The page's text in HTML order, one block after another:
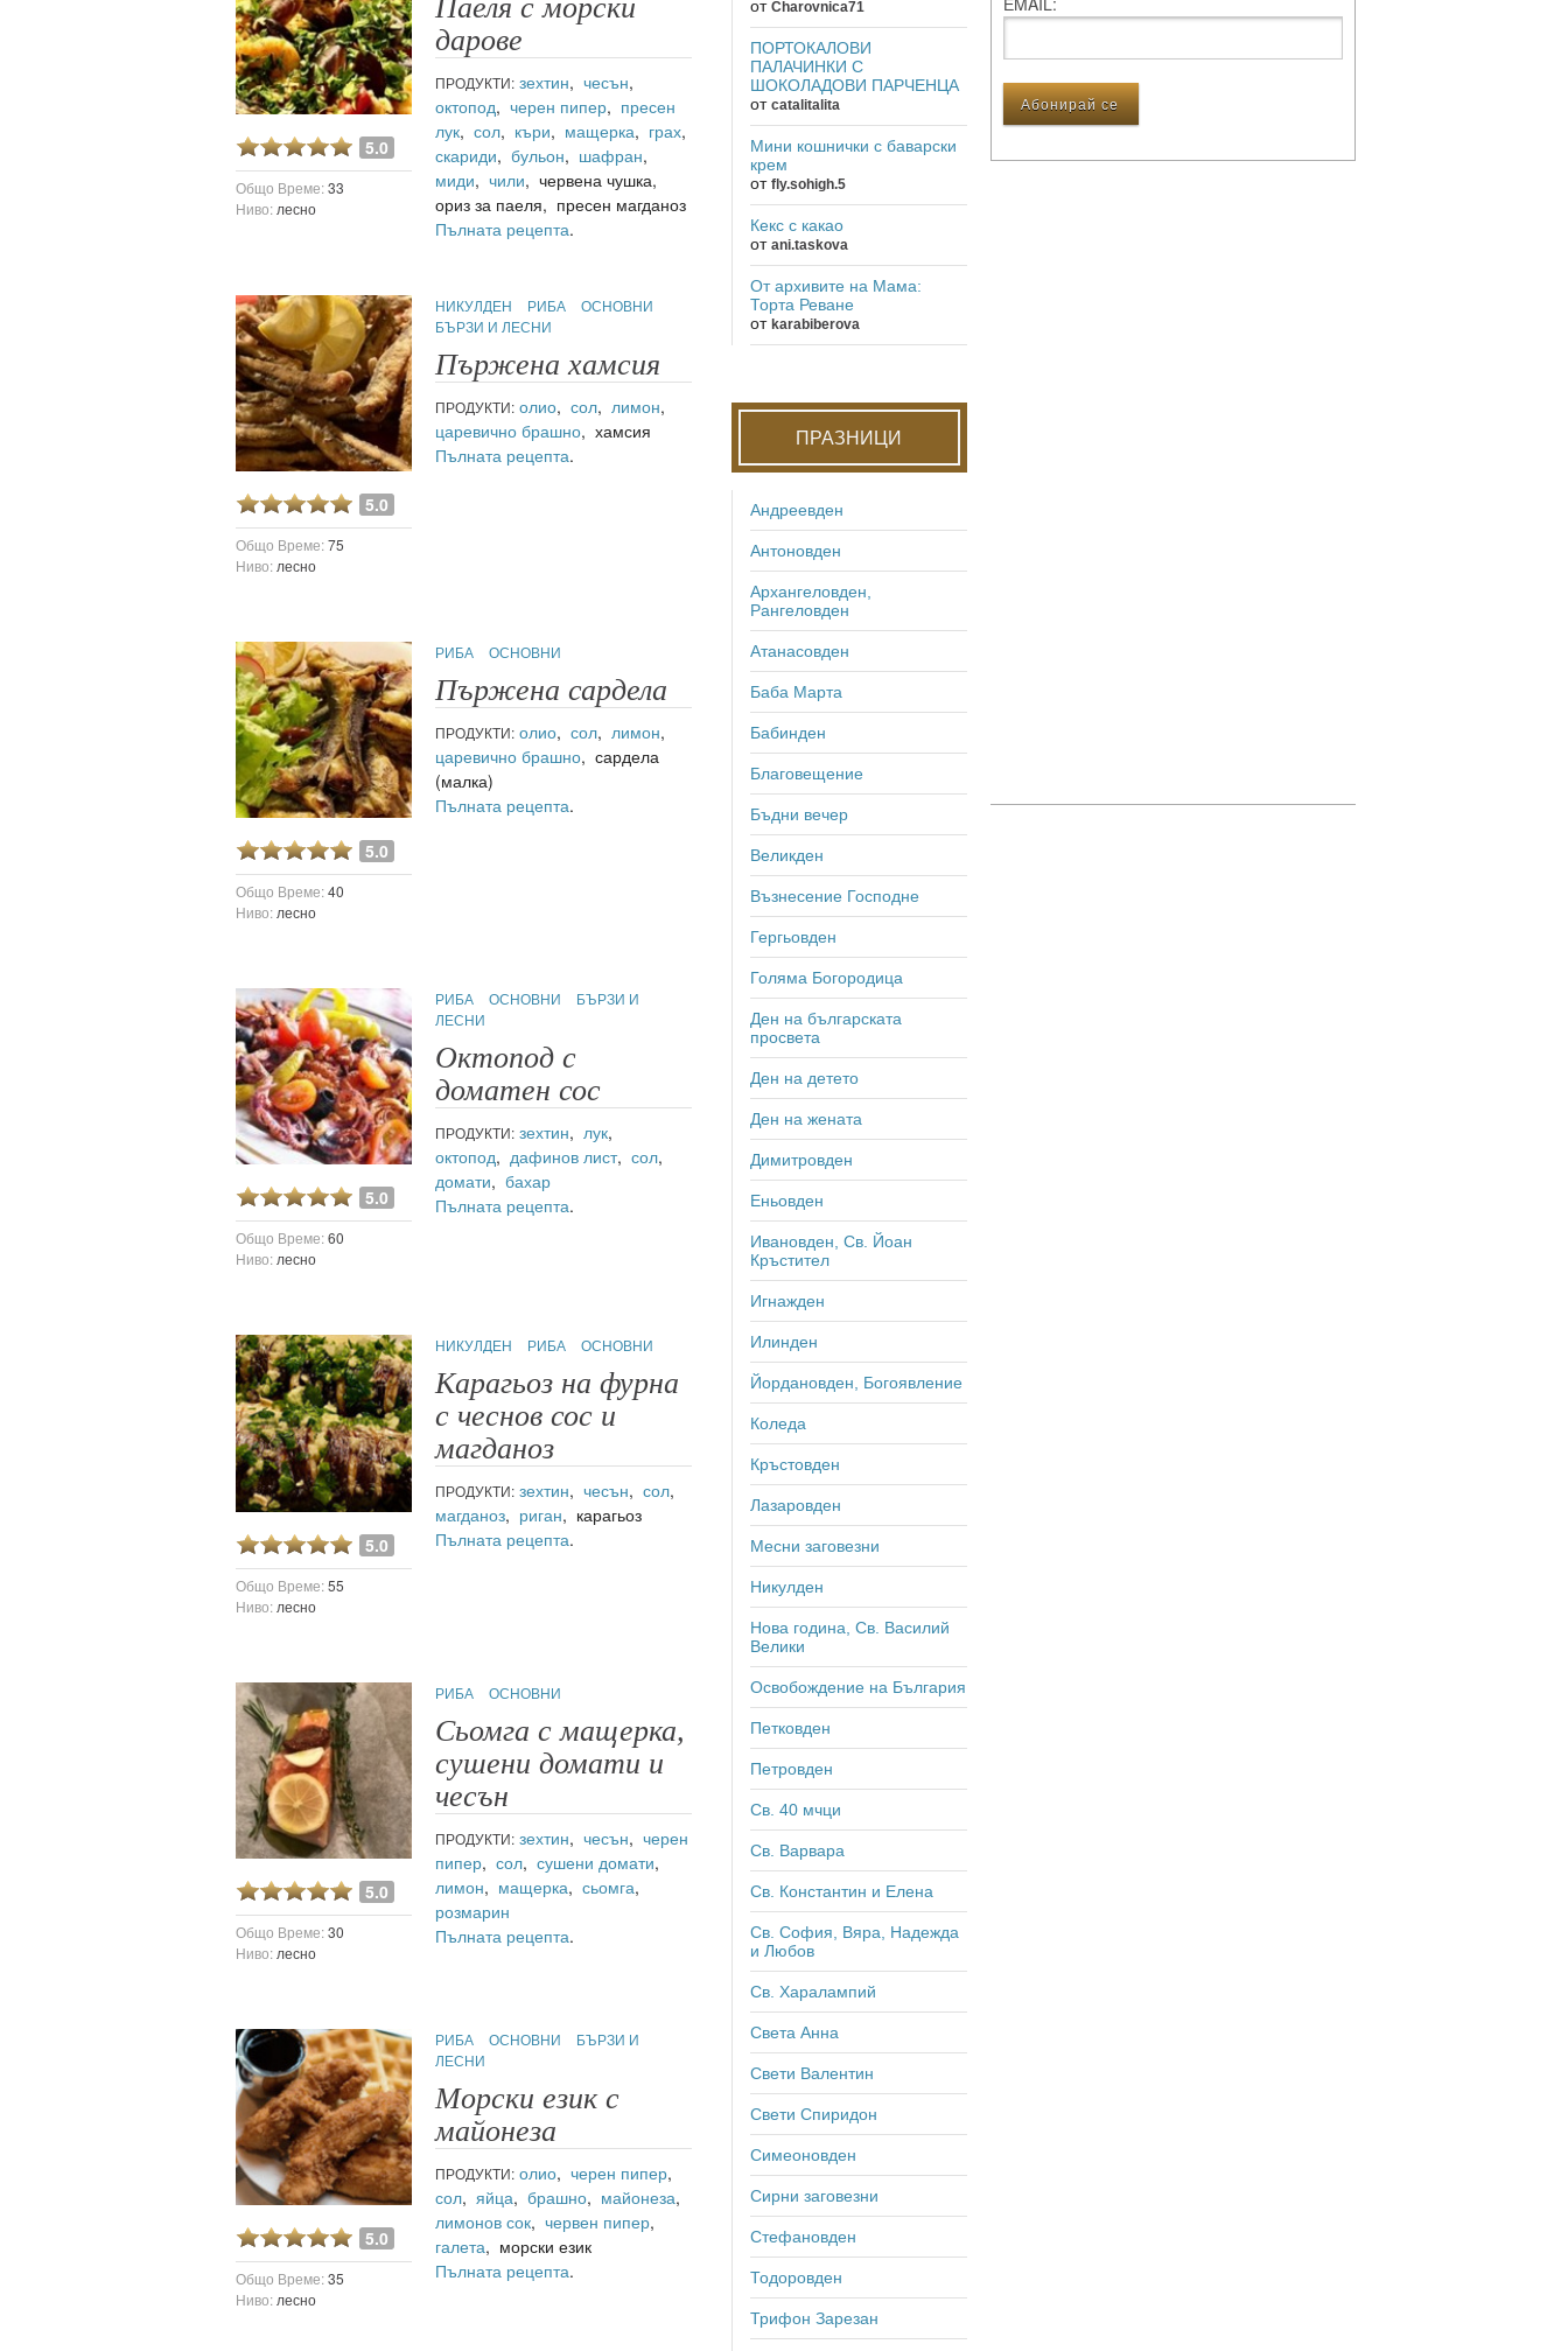
5.0
Общо Време:33
Ниво: лесно
Паеля с морски
дарове
ПРОДУКТИ: зехтин,чесън,
октопод,черен пипер, пресен
лук,сол, къри, мащерка, грах,
скариди,бульон, шафран,
миди,чили, червена чушка,
ориз за паеля, пресен магданоз
Пълната рецепта.
5.0
Общо Време:75
Ниво: лесно
НИКУЛДЕН РИБА
ОСНОВНИ
БЪРЗИ И ЛЕСНИ
Пържена хамсия
ПРОДУКТИ: олио,сол, лимон,
царевично брашно, хамсия
Пълната рецепта.
5.0
Общо Време:40
Ниво: лесно
РИБА ОСНОВНИ
Пържена сардела
ПРОДУКТИ: олио,сол, лимон,
царевично брашно, сардела
(малка)
Пълната рецепта.
5.0
Общо Време:60
Ниво:лесно
РИБА ОСНОВНИ
БЪРЗИ И
ЛЕСНИ
Октопод с
доматен сос
ПРОДУКТИ: зехтин,лук,
октопод,дафинов лист,сол,
домати,бахар
Пълната рецепта.
5.0
Общо Време:55
Ниво: лесно
НИКУЛДЕН РИБА ОСНОВНИ
Карагьоз на фурна
с чеснов сос и
магданоз
ПРОДУКТИ: зехтин,чесън,сол,
магданоз, риган, карагьоз
Пълната рецепта.
5.0
Общо Време:30
Ниво: лесно
РИБА ОСНОВНИ
Сьомга с мащерка,
сушени домати и
чесън
ПРОДУКТИ: зехтин,чесън,черен
пипер,сол,сушени домати,
лимон, мащерка,сьомга,
розмарин
Пълната рецепта.
5.0
Общо Време:35
Ниво: лесно
РИБА ОСНОВНИ
БЪРЗИ И
ЛЕСНИ
Морски език с
майонеза
ПРОДУКТИ: олио,черен пипер,
сол,яйца,брашно, майонеза,
лимонов сок,червен пипер,
галета, морски език
Пълната рецепта.
от Charovnica71
ПОРТОКАЛОВИ
ПАЛАЧИНКИ С
ШОКОЛАДОВИ ПАРЧЕНЦА
от catalitalita
Мини кошнички с баварски
крем
от fly.sohigh.5
Кекс с какао
от ani.taskova
От архивите на Мама:
Торта Реване
от karabiberova
ПРАЗНИЦИ
Андреевден
Антоновден
Архангеловден,
Рангеловден
Атанасовден
Баба Марта
Бабинден
Благовещение
Бъдни вечер
Великден
Възнесение Господне
Гергьовден
Голяма Богородица
Ден на българската
просвета
Ден на детето
Ден на жената
Димитровден
Еньовден
Ивановден, Св. Йоан
Кръстител
Игнажден
Илинден
Йордановден, Богоявление
Коледа
Кръстовден
Лазаровден
Месни заговезни
Никулден
Нова година, Св. Василий
Велики
Освобождение на България
Петковден
Петровден
Св. 40 мчци
Св. Варвара
Св. Константин и Елена
Св. София, Вяра, Надежда
и Любов
Св. Харалампий
Света Анна
Свети Валентин
Свети Спиридон
Симеоновден
Сирни заговезни
Стефановден
Тодоровден
Трифон Зарезан